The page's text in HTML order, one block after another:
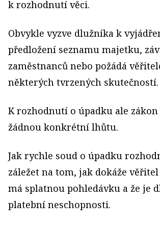
k rozhodnutí věci.
Obvykle vyzve dlužníka k
předložení seznamu majetku,
zaměstnanců nebo požádá
některých tvrzených skutečností.
K rozhodnutí o úpadku ale
žádnou konkrétní lhůtu.
Jak rychle soud o úpadku
záležet na tom, jak dokáže
má splatnou pohledávku a že je
platební neschopnosti.